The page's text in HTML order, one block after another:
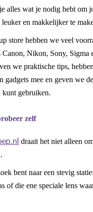
alles wat je nodig hebt om
en makkelijker te
store hebben we veel
Canon, Nikon, Sony, Sigma
we praktische tips,
gadgets mee en geven we
gebruiken.
zelf
draait het niet alleen
bent naar een stevig
of die ene speciale lens